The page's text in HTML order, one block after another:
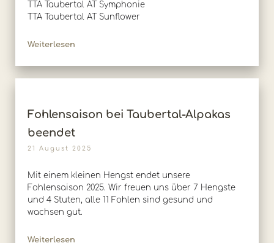
TTA Taubertal AT Symphonie
TTA Taubertal AT Sunflower
Weiterlesen
Fohlensaison bei Taubertal-Alpakas
beendet
21 August 2025
Mit einem kleinen Hengst endet unsere
Fohlensaison 2025. Wir freuen uns über 7 Hengste
und 4 Stuten, alle 11 Fohlen sind gesund und
wachsen gut.
Weiterlesen